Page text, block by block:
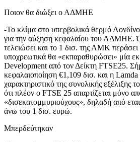
Ποιον θα διώξει ο ΑΔΜΗΕ
-Το κλίμα στο υπερβολικά θερμό Λονδίνο
για την αύξηση κεφαλαίου του ΑΔΜΗΕ.
τελειώσει και το 1 δισ. της ΑΜΚ
υποχρεωτικά θα «εκπαραθυρώσει» μία
Development από τον Δείκτη FTSE25.
κεφαλαιοποίηση €1,109 δισ. και η
χαρακτηριστικό της συνολικής εξέλιξης
ότι πλέον ο FTSE 25 απαρτίζεται μόνο
«δισεκατομμυριούχους», δηλαδή από
άνω του 1 δισ. ευρώ.
Μπερδεύτηκαν